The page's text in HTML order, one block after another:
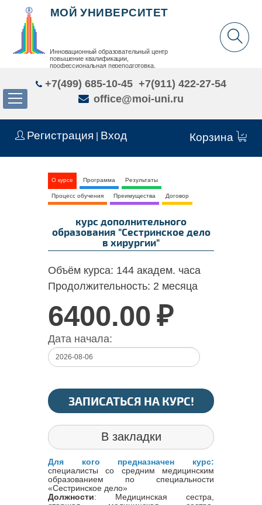
Регистрация Вход Корзина
МОЙ УНИВЕРСИТЕТ
Инновационный образовательный центр
повышение квалификации,
профессиональная переподготовка,
+7(499) 685-10-45 +7(911) 422-27-54
office@moi-uni.ru
О курсе Программа Результаты
Процесс обучения Преимущества Договор
курс дополнительного
образования "Сестринское дело
в хирургии"
Объём курса: 144 академ. часа
Продолжительность: 2 месяца
6400.00 ₽
Дата начала:
ЗАПИСАТЬСЯ НА КУРС!
В закладки
Для кого предназначен курс:
специалисты со средним медицинским
образованием по специальности
«Сестринское дело»
Должности: Медицинская сестра,